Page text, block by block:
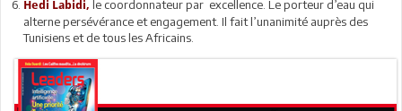
Hedi Labidi, le coordonnateur par excellence. Le porteur d’eau qui
alterne persévérance et engagement. Il fait l’unanimité auprès des
Tunisiens et de tous les Africains.